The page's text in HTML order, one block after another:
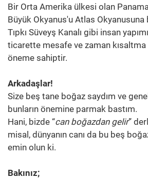
Bir Orta Amerika ülkesi olan
Büyük Okyanus'u Atlas Okyanusuna
Tıpkı Süveyş Kanalı gibi insan
ticarette mesafe ve zaman
öneme sahiptir.
Arkadaşlar!
Size beş tane boğaz saydım ve
bunların önemine parmak bastım.
Hani, bizde “can boğazdan gelir”
misal, dünyanın canı da bu beş
emin olun ki.
Bakınız;